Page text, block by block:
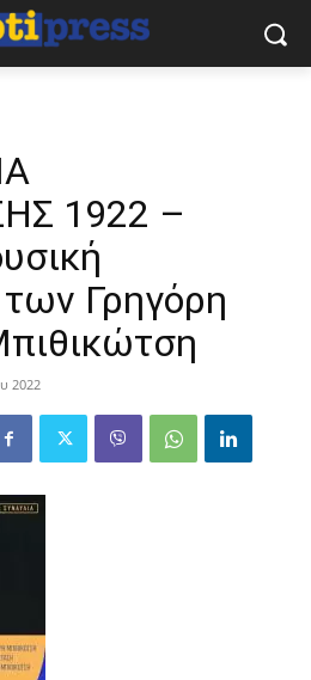
1922 –
Γρηγόρη
2022